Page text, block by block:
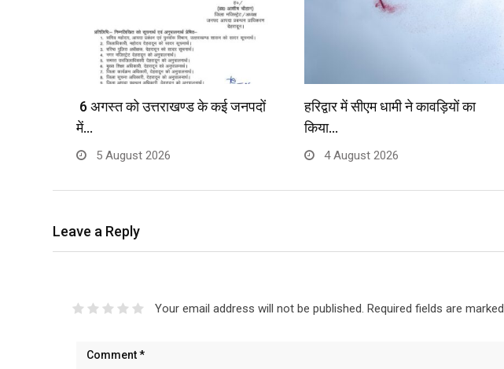
6 अगस्त को उत्तराखण्ड के कई जनपदों
में…
5 August 2026
हरिद्वार में सीएम धामी ने कावड़ियों का
किया…
4 August 2026
Leave a Reply
Your email address will not be published. Required fields are marked